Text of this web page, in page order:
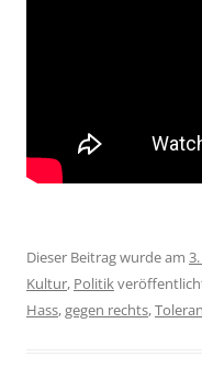
Dieser Beitrag wurde am
Kultur, Politik
Hass,gegen rechts,